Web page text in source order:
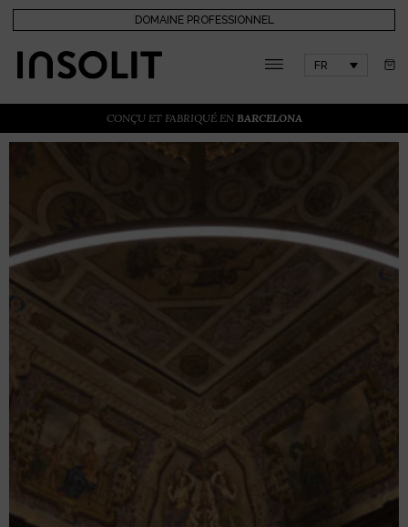
DOMAINE PROFESSIONNEL
FR
CONÇU ET FABRIQUÉ EN BARCELONA